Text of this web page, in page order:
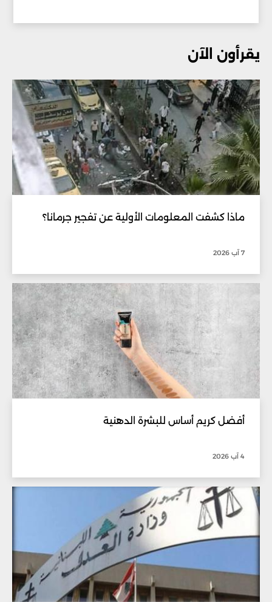
يقرأون الآن
ماذا كشفت المعلومات الأولية عن تفجير جرمانا؟
7 آب 2026
أفضل كريم أساس للبشرة الدهنية
4 آب 2026